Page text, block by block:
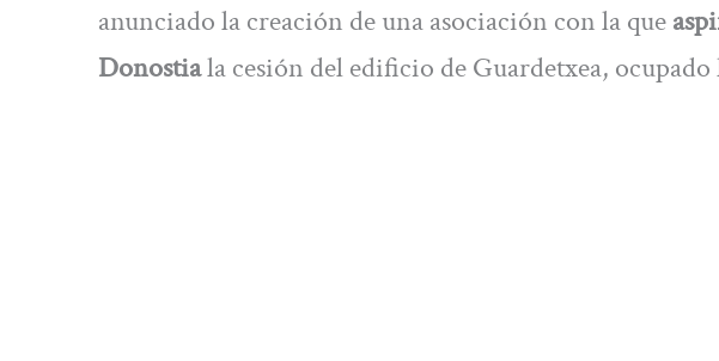
anunciado la creación de una asociación con la que
Donostiala cesión del edificio de Guardetxea, ocupado